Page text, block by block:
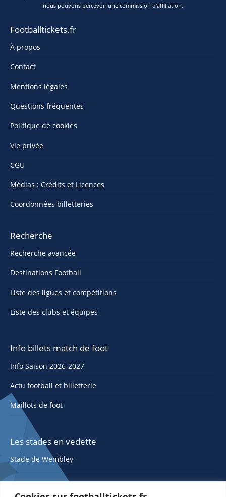
nous pouvons percevoir une commission d'affiliation.
Footballtickets.fr
À propos
Contact
Mentions légales
Questions fréquentes
Politique de cookies
Vie privée
CGU
Médias : Crédits et Licences
Coordonnées billetteries
Recherche
Recherche avancée
Destinations Football
Liste des ligues et compétitions
Liste des clubs et équipes
Info billets match de foot
Info Saison 2026-2027
Actu football et billetterie
Maillots de foot
Les stades en vedette
Stade de Wembley